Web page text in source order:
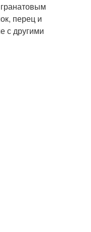
перец и
с другими